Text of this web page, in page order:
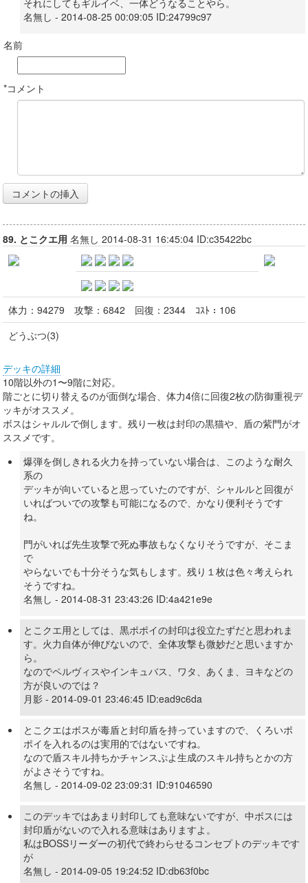
それにしてもギルイベ、一体どうなることやら。
名無し - 2014-08-25 00:09:05 ID:24799c97
名前
*コメント
89. とこクエ用 名無し 2014-08-31 16:45:04 ID:c35422bc
体力： 94279 攻撃： 6842 回復： 2344 ｺｽﾄ： 106
どうぶつ(3)
デッキの詳細
10階以外の1〜9階に対応。
階ごとに切り替えるのが面倒な場合、体力4倍に回復2枚の防御重視デ
ッキがオススメ。
ボスはシャルルで倒します。残り一枚は封印の黒猫や、盾の紫門がオ
ススメです。
爆弾を倒しきれる火力を持っていない場合は、このような耐久
系の
デッキが向いていると思っていたのですが、シャルルと回復が
いればついでの攻撃も可能になるので、かなり便利そうです
ね。
門がいれば先生攻撃で死ぬ事故もなくなりそうですが、そこま
で
やらないでも十分そうな気もします。残り１枚は色々考えられ
そうですね。
名無し - 2014-08-31 23:43:26 ID:4a421e9e
とこクエ用としては、黒ポポイの封印は役立たずだと思われま
す。火力自体が伸びないので、全体攻撃も微妙だと思いますか
ら。
なのでペルヴィスやインキュバス、ワタ、あくま、ヨキなどの
方が良いのでは？
月影 - 2014-09-01 23:46:45 ID:ead9c6da
とこクエはボスが毒盾と封印盾を持っていますので、くろいポ
ポイを入れるのは実用的ではないですね。
なので盾スキル持ちかチャンスぷよ生成のスキル持ちとかの方
がよさそうですね。
名無し - 2014-09-02 23:09:31 ID:91046590
このデッキではあまり封印しても意味ないですが、中ボスには
封印盾がないので入れる意味はありますよ。
私はBOSSリーダーの初代で終わらせるコンセプトのデッキです
が
名無し - 2014-09-05 19:24:52 ID:db63f0bc